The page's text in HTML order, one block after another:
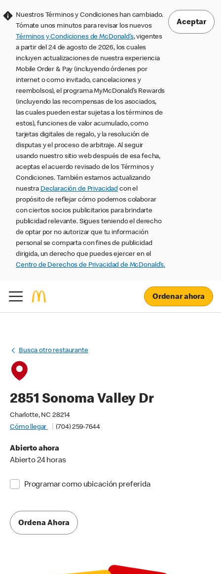
Nuestros Términos y Condiciones han cambiado.
Tómate unos minutos para revisar los nuevos
Términos y Condiciones de McDonald’s, vigentes
a partir del 24 de agosto de 2026, los cuales
incluyen actualizaciones de nuestra experiencia
Mobile Order & Pay (incluyendo órdenes por
internet o como invitado, cancelaciones y
reembolsos), el programa MyMcDonald’s Rewards
(incluyendo las recompensas de los asociados,
las cuales pueden estar sujetas a los términos de
estos), funciones de valor acumulado, como
tarjetas digitales de regalo, y la resolución de
disputas y el proceso de arbitraje. Al seguir
usando nuestro sitio web después de esa fecha,
aceptas el acuerdo revisado de los Términos y
Condiciones. También estamos actualizando
nuestra Declaración de Privacidad con el
propósito de reflejar cómo podemos colaborar
con ciertos socios publicitarios para brindarte
publicidad relevante. Sigues teniendo el derecho
de optar por no autorizar que tu información
personal se comparta con fines de publicidad
dirigida, un derecho que puedes ejercer en el
Centro de Derechos de Privacidad de McDonald’s.
Aceptar
Ordenar ahora
Busca otro restaurante
2851 Sonoma Valley Dr
Charlotte, NC 28214
Cómo llegar
(704) 259-7644
Abierto ahora
Abierto 24 horas
Programar como ubicación preferida
Ordena Ahora